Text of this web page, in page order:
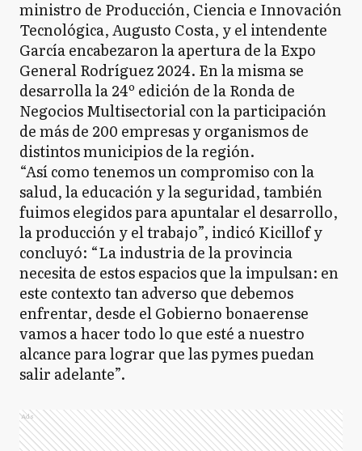
ministro de Producción, Ciencia e Innovación
Tecnológica, Augusto Costa, y el intendente
García encabezaron la apertura de la Expo
General Rodríguez 2024. En la misma se
desarrolla la 24º edición de la Ronda de
Negocios Multisectorial con la participación
de más de 200 empresas y organismos de
distintos municipios de la región.
“Así como tenemos un compromiso con la
salud, la educación y la seguridad, también
fuimos elegidos para apuntalar el desarrollo,
la producción y el trabajo”, indicó Kicillof y
concluyó: “La industria de la provincia
necesita de estos espacios que la impulsan: en
este contexto tan adverso que debemos
enfrentar, desde el Gobierno bonaerense
vamos a hacer todo lo que esté a nuestro
alcance para lograr que las pymes puedan
salir adelante”.
Ads